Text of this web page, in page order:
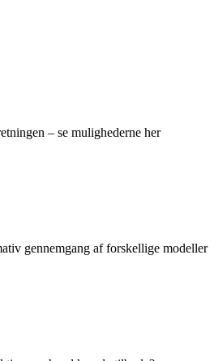
– se mulighederne her
gennemgang af forskellige modeller